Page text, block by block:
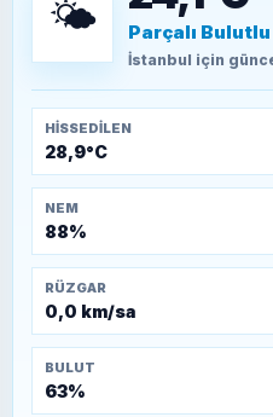
TEOMAN
Kütahya-
🌤️ Parçalı Bulutlu
İstanbul için
HISSEDILEN
28,9°C
NEM
88%
RÜZGAR
0,0 km/sa
BULUT
63%